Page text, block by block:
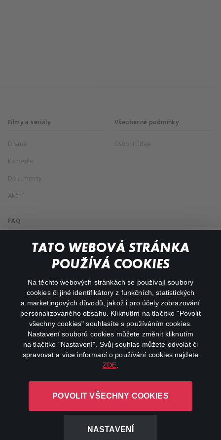
TATO WEBOVÁ STRÁNKA
POUŽÍVÁ COOKIES
Na těchto webových stránkách se používají soubory
cookies či jiné identifikátory z funkčních, statistických
a marketingových důvodů, jakož i pro účely zobrazování
personalizovaného obsahu. Kliknutím na tlačítko "Povolit
všechny cookies" souhlasíte s používáním cookies.
Nastavení souborů cookies můžete změnit kliknutím
na tlačítko "Nastavení". Svůj souhlas můžete odvolat či
spravovat a více informací o používání cookies najdete
ZDE
POVOLIT VŠECHNY COOKIES
NASTAVENÍ
Filmy a seriály
Drama
Komedie
Dokumenty
Akční
Všeobecné podmínky
Osobní údaje
FAQ
Můj účet
Důležité odkazy
facebookinstagram
youtube
L-1246 Luxembourg R.C.S.